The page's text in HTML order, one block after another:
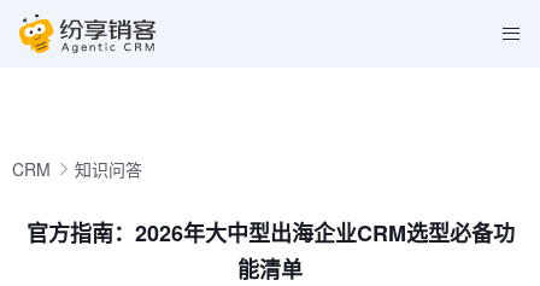
CRM 知识问答
官方指南：2026年大中型出海企业CRM选型必备功
能清单